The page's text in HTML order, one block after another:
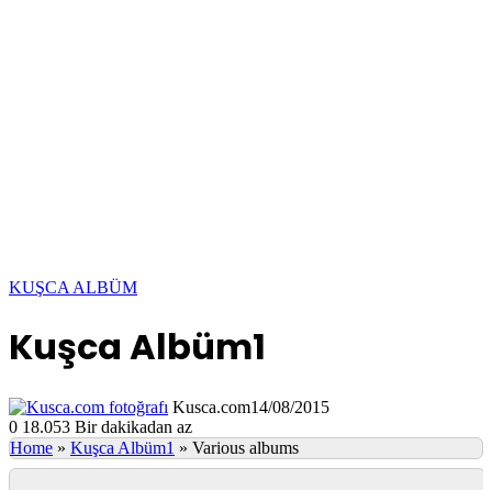
KUŞCA ALBÜM
Kuşca Albüm1
Kusca.com14/08/2015
0 18.053 Bir dakikadan az
Home » Kuşca Albüm1 » Various albums